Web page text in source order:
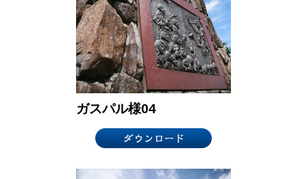
ガスパル様04